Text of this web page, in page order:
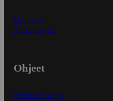
Myymälät
Asiakaspalvelu
Ohjeet
Ensitilaajan ohjeet